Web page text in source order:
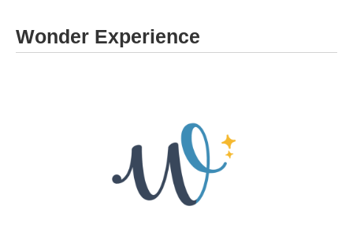
▼
Wonder Experience